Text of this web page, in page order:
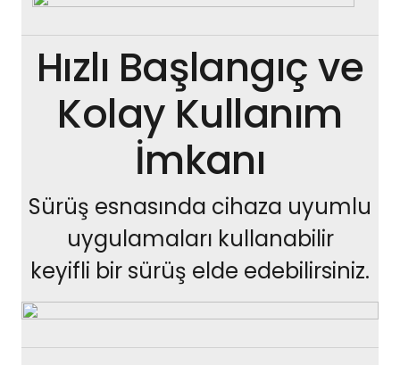
Hızlı Başlangıç ve
Kolay Kullanım
İmkanı
Sürüş esnasında cihaza uyumlu
uygulamaları kullanabilir
keyifli bir sürüş elde edebilirsiniz.